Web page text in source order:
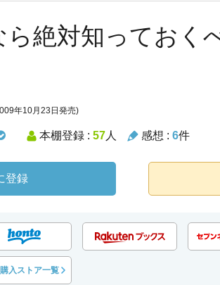
絶対知っておく
年10月23日発売)
本棚登録 : 57人 感想 : 6件
登録
購入ストア一覧